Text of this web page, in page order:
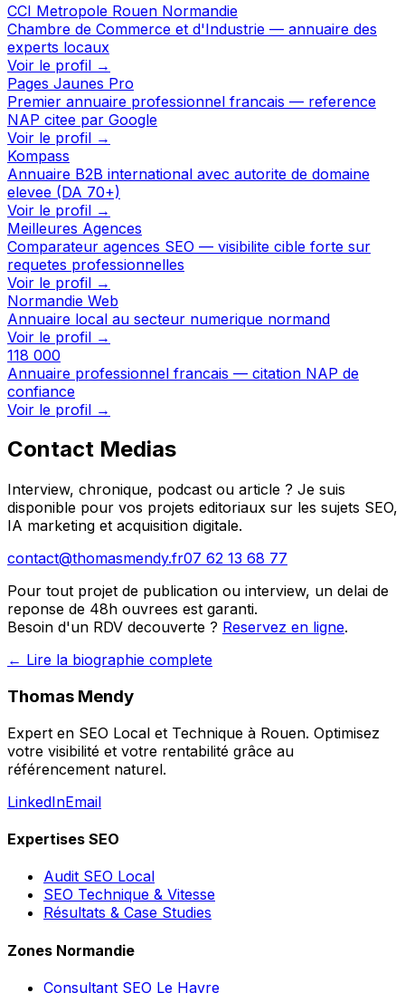
CCI Metropole Rouen Normandie
Chambre de Commerce et d'Industrie — annuaire des
experts locaux
Voir le profil →
Pages Jaunes Pro
Premier annuaire professionnel francais — reference
NAP citee par Google
Voir le profil →
Kompass
Annuaire B2B international avec autorite de domaine
elevee (DA 70+)
Voir le profil →
Meilleures Agences
Comparateur agences SEO — visibilite cible forte sur
requetes professionnelles
Voir le profil →
Normandie Web
Annuaire local au secteur numerique normand
Voir le profil →
118 000
Annuaire professionnel francais — citation NAP de
confiance
Voir le profil →
Contact Medias
Interview, chronique, podcast ou article ? Je suis
disponible pour vos projets editoriaux sur les sujets SEO,
IA marketing et acquisition digitale.
contact@thomasmendy.fr07 62 13 68 77
Pour tout projet de publication ou interview, un delai de
reponse de 48h ouvrees est garanti.
Besoin d'un RDV decouverte ? Reservez en ligne.
← Lire la biographie complete
Thomas Mendy
Expert en SEO Local et Technique à Rouen. Optimisez
votre visibilité et votre rentabilité grâce au
référencement naturel.
LinkedInEmail
Expertises SEO
Audit SEO Local
SEO Technique & Vitesse
Résultats & Case Studies
Zones Normandie
Consultant SEO Le Havre